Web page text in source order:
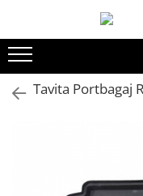
Oferta Saptamanii
Butoane Reglare
Tavita Portbagaj